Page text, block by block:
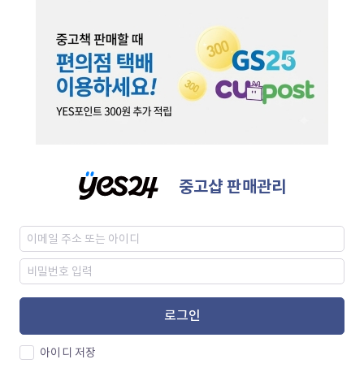
중고샵 판매관리
로그인
아이디 저장